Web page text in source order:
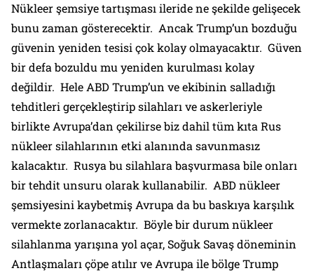
Nükleer şemsiye tartışması ileride ne şekilde gelişecek
bunu zaman gösterecektir. Ancak Trump’un bozduğu
güvenin yeniden tesisi çok kolay olmayacaktır. Güven
bir defa bozuldu mu yeniden kurulması kolay
değildir. Hele ABD Trump’un ve ekibinin salladığı
tehditleri gerçekleştirip silahları ve askerleriyle
birlikte Avrupa’dan çekilirse biz dahil tüm kıta Rus
nükleer silahlarının etki alanında savunmasız
kalacaktır. Rusya bu silahlara başvurmasa bile onları
bir tehdit unsuru olarak kullanabilir. ABD nükleer
şemsiyesini kaybetmiş Avrupa da bu baskıya karşılık
vermekte zorlanacaktır. Böyle bir durum nükleer
silahlanma yarışına yol açar, Soğuk Savaş döneminin
Antlaşmaları çöpe atılır ve Avrupa ile bölge Trump